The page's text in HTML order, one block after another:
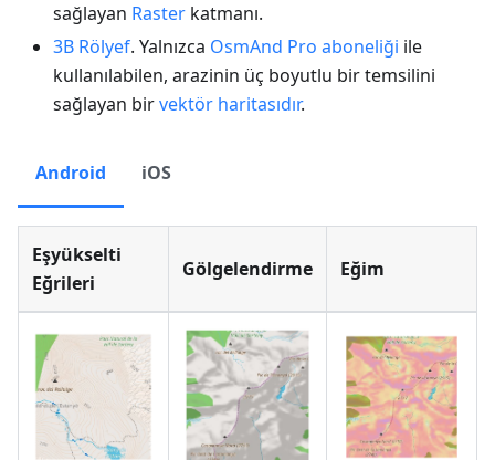
sağlayan Raster katmanı.
3B Rölyef. Yalnızca OsmAnd Pro aboneliği ile
kullanılabilen, arazinin üç boyutlu bir temsilini
sağlayan birvektör haritasıdır.
Android iOS
Eşyükselti
Eğrileri
Gölgelendirme Eğim